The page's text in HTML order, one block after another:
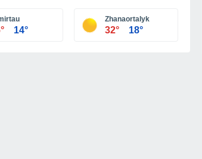
14°
Zhanaortalyk
32° 18°